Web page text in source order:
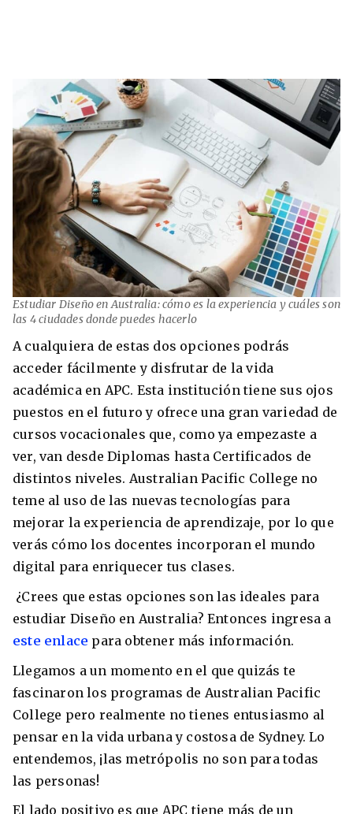
Estudiar Diseño en Australia: cómo es la experiencia y cuáles son
las 4 ciudades donde puedes hacerlo
A cualquiera de estas dos opciones podrás
acceder fácilmente y disfrutar de la vida
académica en APC. Esta institución tiene sus ojos
puestos en el futuro y ofrece una gran variedad de
cursos vocacionales que, como ya empezaste a
ver, van desde Diplomas hasta Certificados de
distintos niveles. Australian Pacific College no
teme al uso de las nuevas tecnologías para
mejorar la experiencia de aprendizaje, por lo que
verás cómo los docentes incorporan el mundo
digital para enriquecer tus clases.
¿Crees que estas opciones son las ideales para
estudiar Diseño en Australia? Entonces ingresa a
este enlace para obtener más información.
Llegamos a un momento en el que quizás te
fascinaron los programas de Australian Pacific
College pero realmente no tienes entusiasmo al
pensar en la vida urbana y costosa de Sydney. Lo
entendemos, ¡las metrópolis no son para todas
las personas!
El lado positivo es que APC tiene más de un